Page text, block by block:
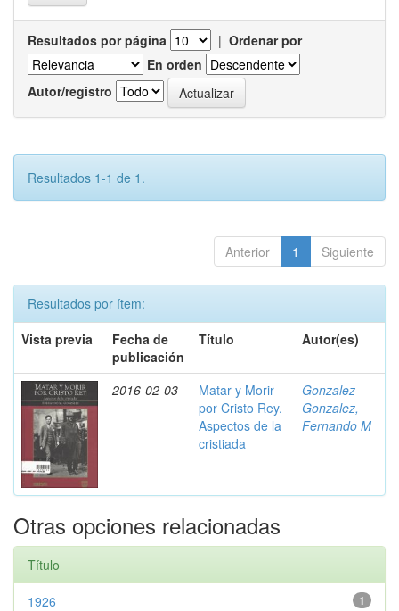
Resultados por página | Ordenar por
En orden
Autor/registro
Resultados 1-1 de 1.
Anterior 1 Siguiente
Resultados por ítem:
Vista previa
Fecha de
publicación
Título Autor(es)
2016-02-03
Matar y Morir
por Cristo Rey.
Aspectos de la
cristiada
Gonzalez
Gonzalez,
Fernando M
Otras opciones relacionadas
Título
1
1926